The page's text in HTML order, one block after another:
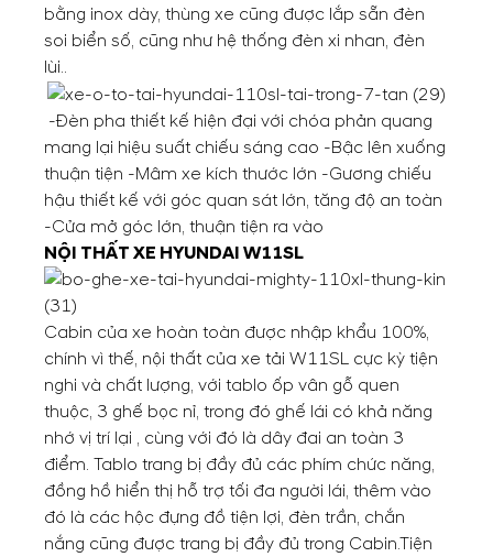
bằng inox dày, thùng xe cũng được lắp sẵn đèn
soi biển số, cũng như hệ thống đèn xi nhan, đèn
lùi..
-Đèn pha thiết kế hiện đại với chóa phản quang
mang lại hiệu suất chiếu sáng cao -Bậc lên xuống
thuận tiện -Mâm xe kích thước lớn -Gương chiếu
hậu thiết kế với góc quan sát lớn, tăng độ an toàn
-Cửa mở góc lớn, thuận tiện ra vào
NỘI THẤT XE HYUNDAI W11SL
Cabin của xe hoàn toàn được nhập khẩu 100%,
chính vì thế, nội thất của xe tải W11SL cực kỳ tiện
nghi và chất lượng, với tablo ốp vân gỗ quen
thuộc, 3 ghế bọc nỉ, trong đó ghế lái có khả năng
nhớ vị trí lại , cùng với đó là dây đai an toàn 3
điểm. Tablo trang bị đầy đủ các phím chức năng,
đồng hồ hiển thị hỗ trợ tối đa người lái, thêm vào
đó là các hộc đựng đồ tiện lợi, đèn trần, chắn
nắng cũng được trang bị đầy đủ trong Cabin.Tiện